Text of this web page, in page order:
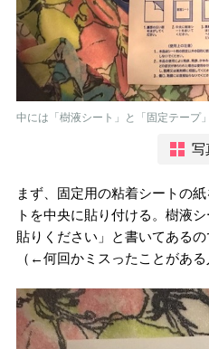
中には「樹液シート」と「固定テープ」
写
まず、固定用の粘着シートの
トを中央に貼り付ける。樹液
貼りください」と書いてあるの
（ ←何回かミスったことがある